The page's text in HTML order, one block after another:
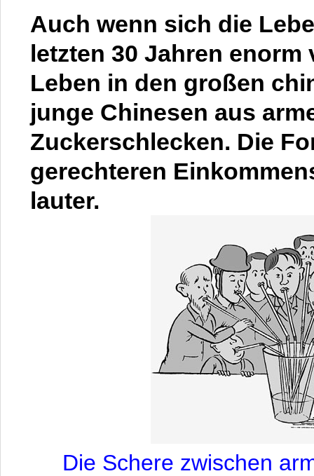
Auch wenn sich die
letzten 30 Jahren
Leben in den großen
junge Chinesen aus
Zuckerschlecken. Die
gerechteren
lauter.
Die Schere zwischen